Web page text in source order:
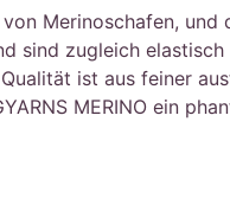
Merinoschafen,
sind zugleich
ist aus feiner
MERINO ein